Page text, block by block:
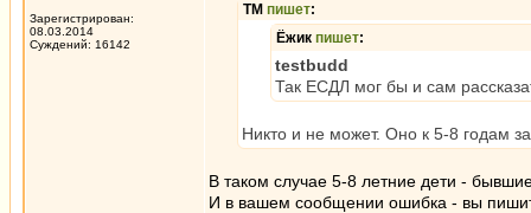
Зарегистрирован:
08.03.2014
Суждений: 16142
ТМ пишет:
Ёжик пишет:
testbudd
Так ЕСДЛ мог бы и сам
Никто и не может. Оно к 5-8 годам
В таком случае 5-8 летние дети -
И в вашем сообщении ошибка - вы